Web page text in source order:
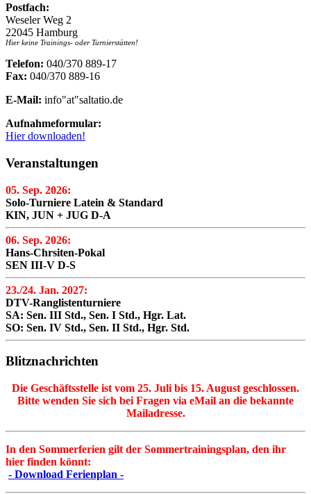
Postfach:
Weseler Weg 2
22045 Hamburg
Hier keine Trainings- oder Turnierstätten!
Telefon: 040/370 889-17
Fax: 040/370 889-16
E-Mail: info"at"saltatio.de
Aufnahmeformular:
Hier downloaden!
Veranstaltungen
05. Sep. 2026:
Solo-Turniere Latein & Standard
KIN, JUN + JUG D-A
06. Sep. 2026:
Hans-Chrsiten-Pokal
SEN III-V D-S
23./24. Jan. 2027:
DTV-Ranglistenturniere
SA: Sen. III Std., Sen. I Std., Hgr. Lat.
SO: Sen. IV Std., Sen. II Std., Hgr. Std.
Blitznachrichten
Die Geschäftsstelle ist vom 25. Juli bis 15. August geschlossen.
Bitte wenden Sie sich bei Fragen via eMail an die bekannte
Mailadresse.
In den Sommerferien gilt der Sommertrainingsplan, den ihr
hier finden könnt:
- Download Ferienplan -